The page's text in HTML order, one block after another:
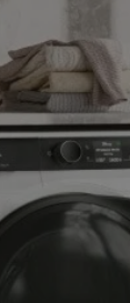
funkcji
prawidłowo
Okres
Opis
1 rok
Ten
Ten
1 rok
Ten